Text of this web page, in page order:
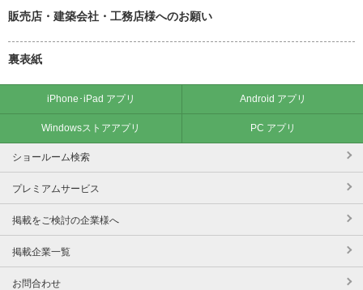
販売店・建築会社・工務店様へのお願い
裏表紙
iPhone･iPad アプリ Android アプリ
Windowsストアアプリ PC アプリ
ショールーム検索
プレミアムサービス
掲載をご検討の企業様へ
掲載企業一覧
お問合わせ